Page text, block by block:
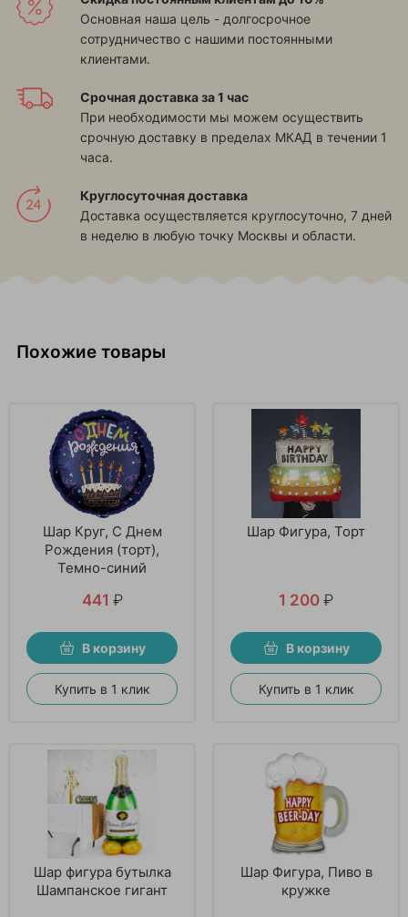
Основная наша цель - долгосрочное
сотрудничество с нашими постоянными
клиентами.
Срочная доставка за 1 час
При необходимости мы можем осуществить
срочную доставку в пределах МКАД в течении 1
часа.
Круглосуточная доставка
Доставка осуществляется круглосуточно, 7 дней
в неделю в любую точку Москвы и области.
Похожие товары
Шар Круг, С Днем
Рождения (торт),
Темно-синий
441 ₽
В корзину
Купить в 1 клик
Шар Фигура, Торт
1 200 ₽
В корзину
Купить в 1 клик
Шар фигура бутылка
Шампанское гигант
Шар Фигура, Пиво в
кружке